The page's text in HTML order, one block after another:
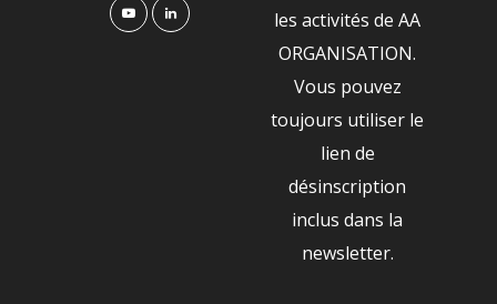
les activités de AA
ORGANISATION.
Vous pouvez
toujours utiliser le
lien de
désinscription
inclus dans la
newsletter.